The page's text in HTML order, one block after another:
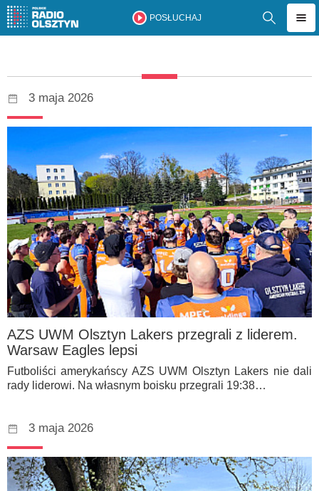
POSŁUCHAJ
3 maja 2026
AZS UWM Olsztyn Lakers przegrali z liderem.
Warsaw Eagles lepsi
Futboliści amerykańscy AZS UWM Olsztyn Lakers nie dali
rady liderowi. Na własnym boisku przegrali 19:38…
3 maja 2026